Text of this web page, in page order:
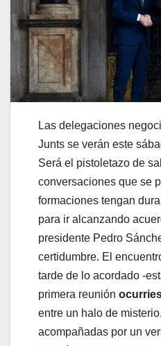
Las delegaciones
Junts se verán este
Será el pistoletazo de
conversaciones que se
formaciones tengan
para ir alcanzando
presidente Pedro
certidumbre. El
tarde de lo acordado -
primera reunión
entre un halo de
acompañadas por un